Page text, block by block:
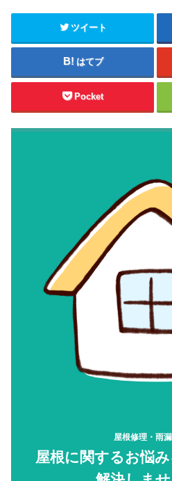
ツイート
はてブ
Pocket
屋根修理・雨
屋根に関するお悩